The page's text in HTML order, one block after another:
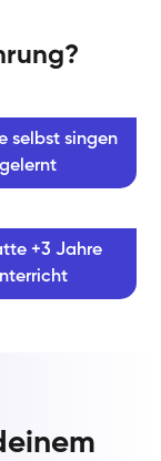
selbst singen
gelernt
+3 Jahre